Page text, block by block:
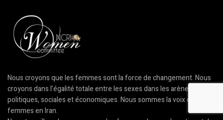
Nous croyons que les femmes sont la force de changement. Nous
croyons dans l’égalité totale entre les sexes dans les arènes
politiques, sociales et économiques. Nous sommes la voix des
femmes en Iran.